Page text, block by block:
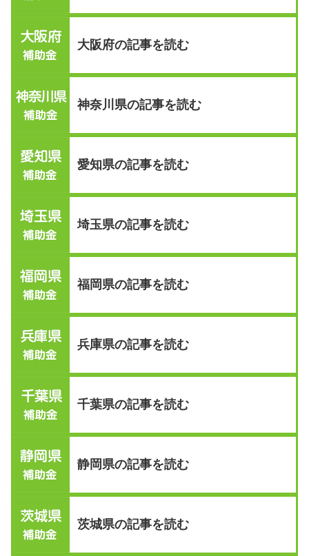
大阪府の記事を読む
神奈川県の記事を読む
愛知県の記事を読む
埼玉県の記事を読む
福岡県の記事を読む
兵庫県の記事を読む
千葉県の記事を読む
静岡県の記事を読む
茨城県の記事を読む